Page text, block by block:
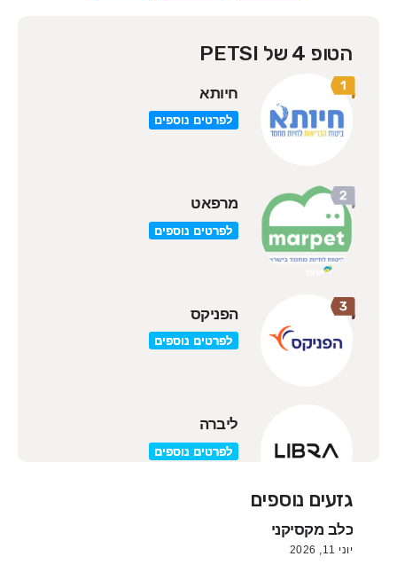
הטופ 4 של PETSI
חיותא
לפרטים נוספים
מרפאט
לפרטים נוספים
הפניקס
לפרטים נוספים
ליברה
לפרטים נוספים
גזעים נוספים
כלב מקסיקני
יוני 11, 2026